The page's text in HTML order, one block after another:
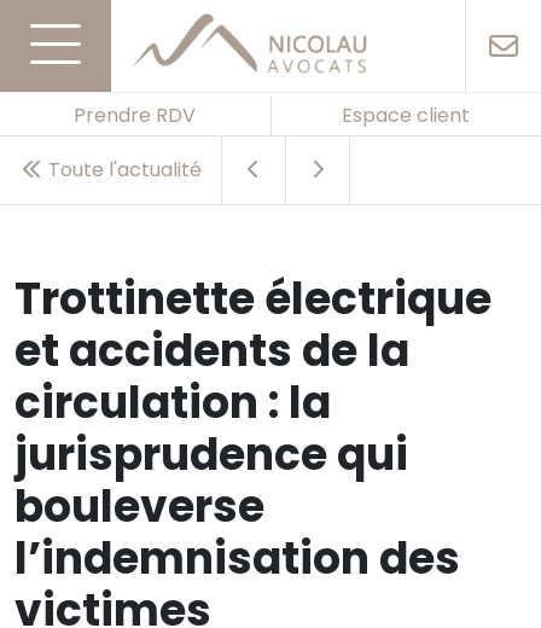
Prendre RDV
Espace client
Toute l'actualité
Trottinette électrique
et accidents de la
circulation : la
jurisprudence qui
bouleverse
l’indemnisation des
victimes